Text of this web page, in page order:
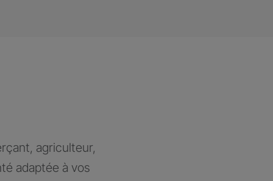
agriculteur,
adaptée à vos